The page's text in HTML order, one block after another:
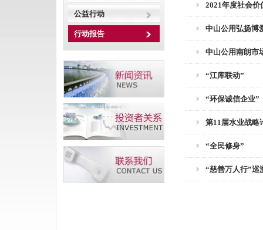
公益行动
行动报告
2021年度社会价
中山公用弘扬博
中山公用南朗市
“江库联动”
“环保诚信企业”
第11届水业战略
“全民修身”
“慈善万人行”巡